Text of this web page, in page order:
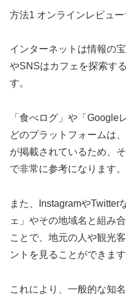
方法1 オンラインレビュ
インターネットは情報の
やSNSはカフェを探索す
す。
「食べログ」や「Google
どのプラットフォームは
が掲載されているため、
で非常に参考になります。
また、InstagramやTwitter
ェ」やその地域名と組み
ことで、地元の人や観光
ントを見ることができます
これにより、一般的な知